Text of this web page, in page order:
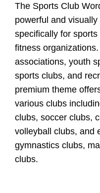
The Sports Club
powerful and
specifically for
fitness
associations, youth
sports clubs, and
premium theme
various clubs
clubs, soccer clubs,
volleyball clubs, and
gymnastics clubs,
clubs.